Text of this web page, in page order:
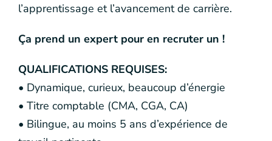
l’apprentissage et l’avancement de carrière.
Ça prend un expert pour en recruter un !
QUALIFICATIONS REQUISES:
• Dynamique, curieux, beaucoup d’énergie
• Titre comptable (CMA, CGA, CA)
• Bilingue, au moins 5 ans d’expérience de